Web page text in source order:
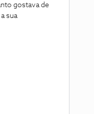
gostava de
sua